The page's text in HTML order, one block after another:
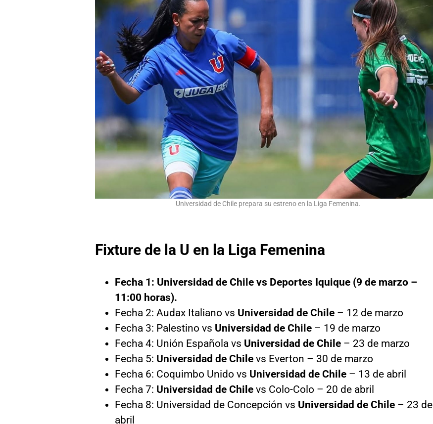
Universidad de Chile prepara su estreno en la Liga Femenina.
Fixture de la U en la Liga Femenina
Fecha 1: Universidad de Chile vs Deportes Iquique (9 de marzo –
11:00 horas).
Fecha 2: Audax Italiano vs Universidad de Chile – 12 de marzo
Fecha 3: Palestino vs Universidad de Chile – 19 de marzo
Fecha 4: Unión Española vs Universidad de Chile – 23 de marzo
Fecha 5: Universidad de Chile vs Everton – 30 de marzo
Fecha 6: Coquimbo Unido vs Universidad de Chile – 13 de abril
Fecha 7: Universidad de Chile vs Colo-Colo – 20 de abril
Fecha 8: Universidad de Concepción vs Universidad de Chile – 23 de
abril